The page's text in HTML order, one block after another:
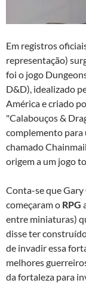
Em registros
representação)
foi o jogo
D&D), idealizado
América e criado
"Calabouços &
complemento para
chamado
origem a um jogo
Conta-se que Gary
começaram o RPG
entre miniaturas)
disse ter
de invadir essa
melhores
da fortaleza para